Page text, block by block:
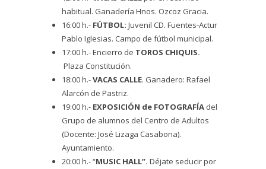
habitual. Ganadería Hnos. Ozcoz Gracia.
16:00 h.- FÚTBOL: Juvenil CD. Fuentes-Actur
Pablo Iglesias. Campo de fútbol municipal.
17:00 h.- Encierro de TOROS CHIQUIS.
Plaza Constitución.
18:00 h.-VACAS CALLE. Ganadero: Rafael
Alarcón de Pastriz.
19:00 h.- EXPOSICIÓN de FOTOGRAFÍA del
Grupo de alumnos del Centro de Adultos
(Docente: José Lizaga Casabona).
Ayuntamiento.
20:00 h.- “MUSIC HALL”. Déjate seducir por